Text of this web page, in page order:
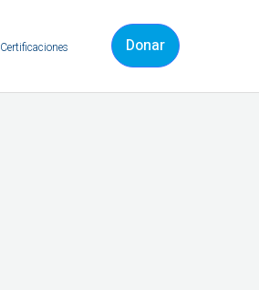
Certificaciones Donar